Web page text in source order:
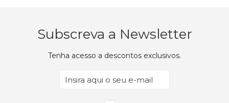
Subscreva a Newsletter
Tenha acesso a descontos exclusivos.
Email